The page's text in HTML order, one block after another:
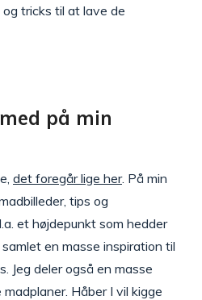
tricks til at lave de
på min
det foregår lige her. På min
tips og
et højdepunkt som hedder
en masse inspiration til
Jeg deler også en masse
Håber I vil kigge